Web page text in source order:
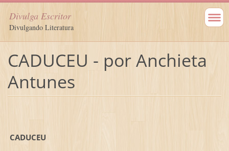
Divulga Escritor
Divulgando Literatura
CADUCEU - por Anchieta
Antunes
CADUCEU